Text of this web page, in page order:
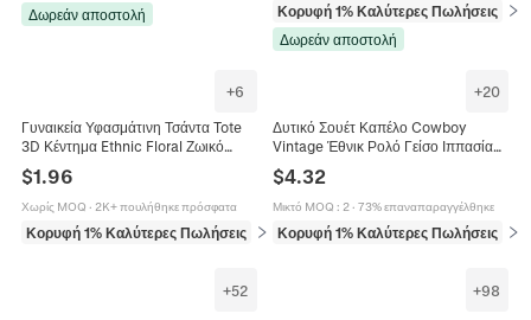
Δωρεάν αποστολή
Κορυφή 1% Καλύτερες Πωλήσεις
σε
Δωρεάν αποστολή
+6
Γυναικεία Υφασμάτινη Τσάντα Tote
3D Κέντημα Ethnic Floral Ζωικό
Σχέδιο Τσάντα Χειρός Μεγάλη
Χωρητικότητα Ριγέ Λουρί
$1.96
Χωρίς MOQ · 2K+ πουλήθηκε πρόσφατα
Κορυφή 1% Καλύτερες Πωλήσεις σε Γυναικείες τσάντες
+20
Δυτικό Σουέτ Καπέλο Cowboy
Vintage Έθνικ Ρολό Γείσο Ιππασία
Φεντόρα Για Άνδρες Γυναίκες
Εξωτερικό Σκίαστρο Καπέλο
$4.32
Μικτό MOQ : 2· 73% επαναπαραγγέλθηκε
Κορυφή 1% Καλύτερες Πωλήσεις σε
+52 +98